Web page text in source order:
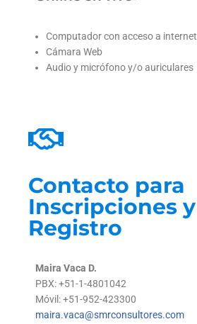
Computador con acceso a internet
Cámara Web
Audio y micrófono y/o auriculares
Contacto para
Inscripciones y
Registro
Maira Vaca D.
PBX: +51-1-4801042
Móvil: +51-952-423300
maira.vaca@smrconsultores.com